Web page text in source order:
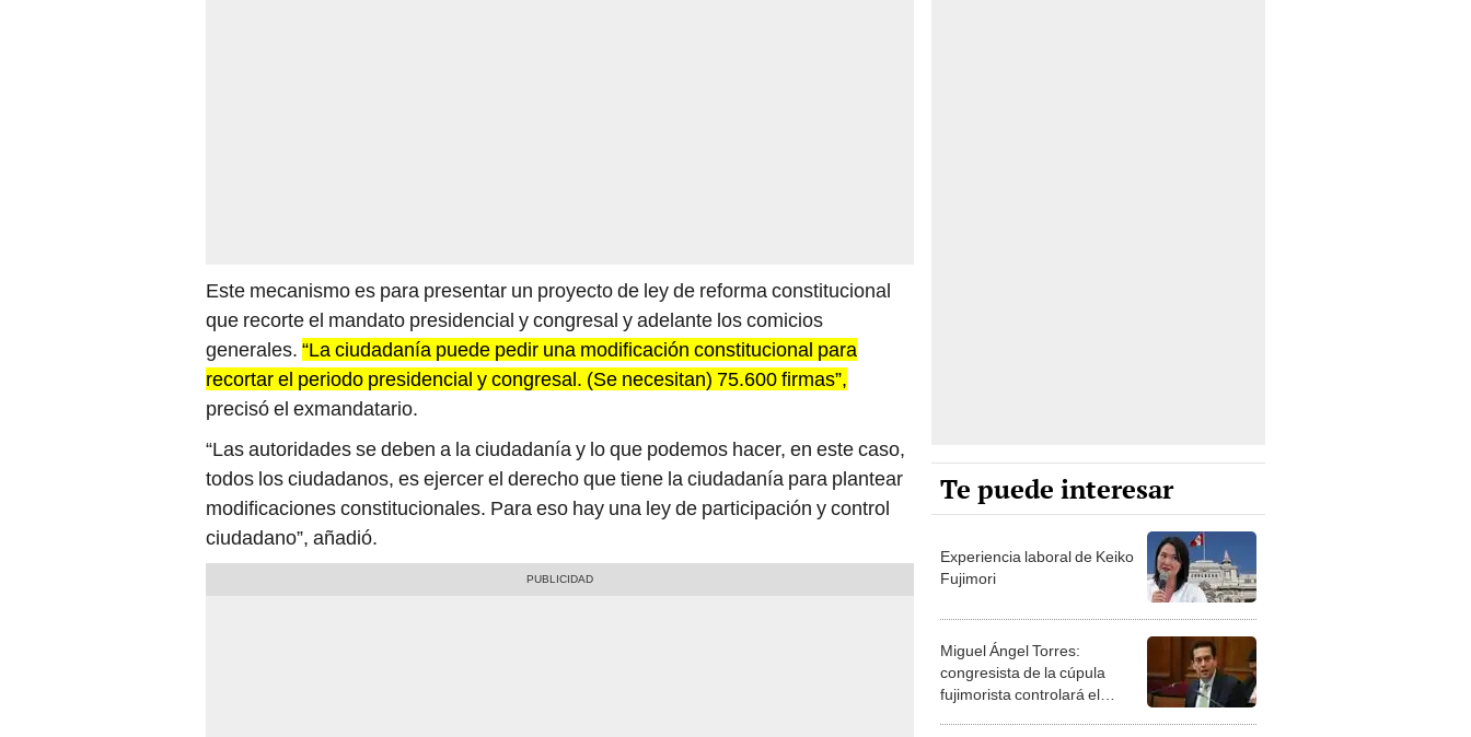
Este mecanismo es para presentar un proyecto de ley de reforma constitucional
que recorte el mandato presidencial y congresal y adelante los comicios
generales. “La ciudadanía puede pedir una modificación constitucional para
recortar el periodo presidencial y congresal. (Se necesitan) 75.600 firmas”,
precisó el exmandatario.
“Las autoridades se deben a la ciudadanía y lo que podemos hacer, en este caso,
todos los ciudadanos, es ejercer el derecho que tiene la ciudadanía para plantear
modificaciones constitucionales. Para eso hay una ley de participación y control
ciudadano”, añadió.
Te puede interesar
Experiencia laboral de Keiko
Fujimori
Miguel Ángel Torres:
congresista de la cúpula
fujimorista controlará el